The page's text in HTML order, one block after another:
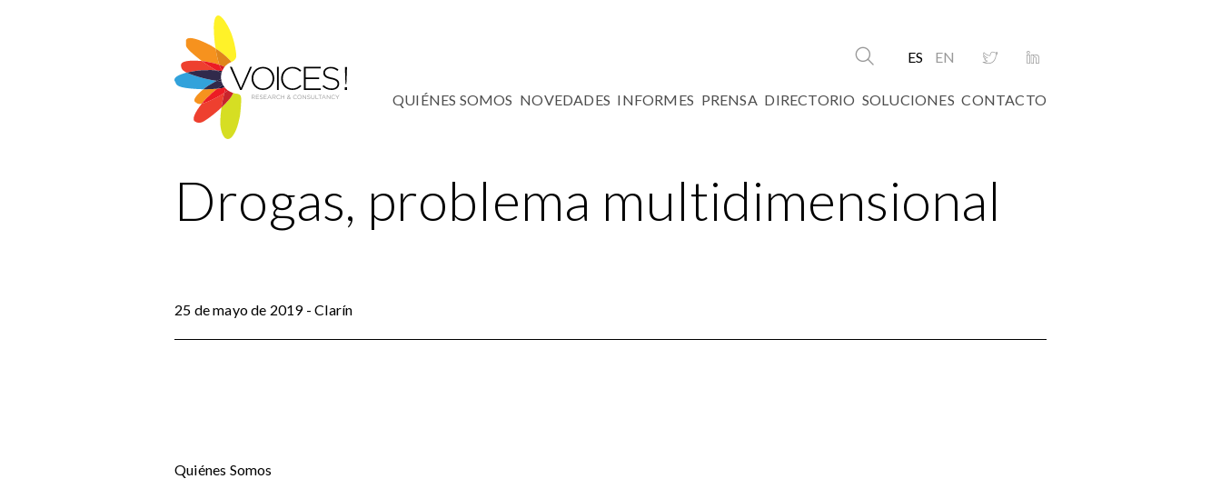
ES EN
QUIÉNES SOMOS NOVEDADES INFORMES PRENSA DIRECTORIO SOLUCIONES CONTACTO
Drogas, problema multidimensional
25 de mayo de 2019 - Clarín
Quiénes Somos